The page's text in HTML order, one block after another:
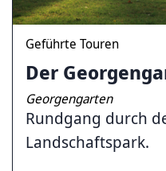
Geführte Touren
Der
Georgengarten
Rundgang durch
Landschaftspark.